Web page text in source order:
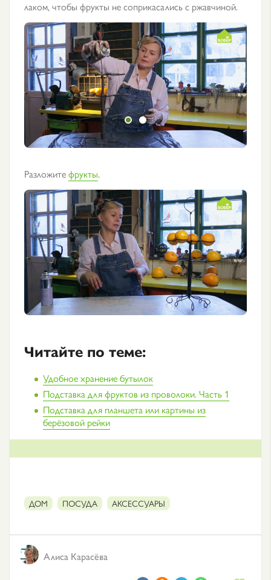
лаком, чтобы фрукты не соприкасались с ржавчиной.
Разложитефрукты.
Читайте по теме:
Удобное хранение бутылок
Подставка для фруктов из проволоки. Часть 1
Подставка для планшета или картины из
берёзовой рейки
ДОМ ПОСУДА АКСЕССУАРЫ
Алиса Карасёва